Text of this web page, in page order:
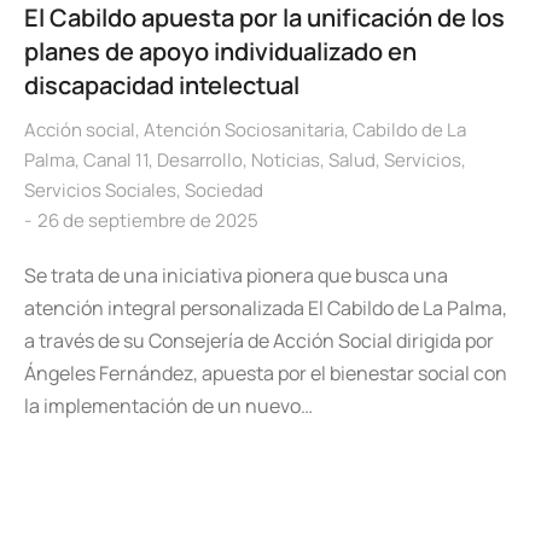
El Cabildo apuesta por la unificación de los
planes de apoyo individualizado en
discapacidad intelectual
Acción social, Atención Sociosanitaria, Cabildo de La
Palma, Canal 11, Desarrollo, Noticias, Salud, Servicios,
Servicios Sociales, Sociedad
26 de septiembre de 2025
Se trata de una iniciativa pionera que busca una
atención integral personalizada El Cabildo de La Palma,
a través de su Consejería de Acción Social dirigida por
Ángeles Fernández, apuesta por el bienestar social con
la implementación de un nuevo…